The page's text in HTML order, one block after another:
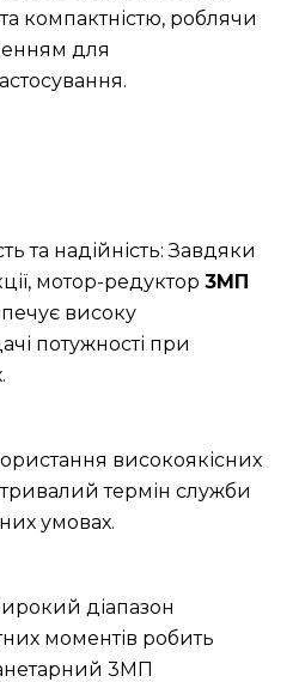
компактністю, роблячи
для
та надійність: Завдяки
мотор-редуктор 3МП
високу
потужності при
високоякісних
тривалий термін служби
умовах.
діапазон
моментів робить
3МП